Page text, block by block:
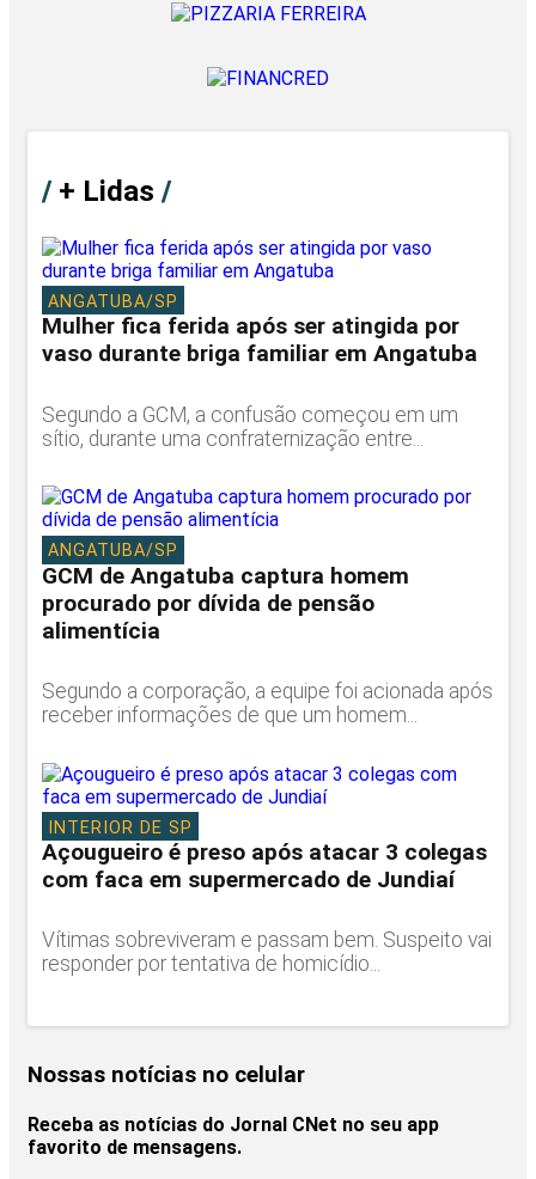
/+ Lidas /
ANGATUBA/SP
Mulher fica ferida após ser atingida por
vaso durante briga familiar em Angatuba
Segundo a GCM, a confusão começou em um
sítio, durante uma confraternização entre...
ANGATUBA/SP
GCM de Angatuba captura homem
procurado por dívida de pensão
alimentícia
Segundo a corporação, a equipe foi acionada após
receber informações de que um homem...
INTERIOR DE SP
Açougueiro é preso após atacar 3 colegas
com faca em supermercado de Jundiaí
Vítimas sobreviveram e passam bem. Suspeito vai
responder por tentativa de homicídio...
Nossas notícias no celular
Receba as notícias do Jornal CNet no seu app
favorito de mensagens.